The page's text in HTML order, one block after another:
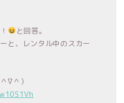
と回答。
と、レンタル中のスカー
∇＾）